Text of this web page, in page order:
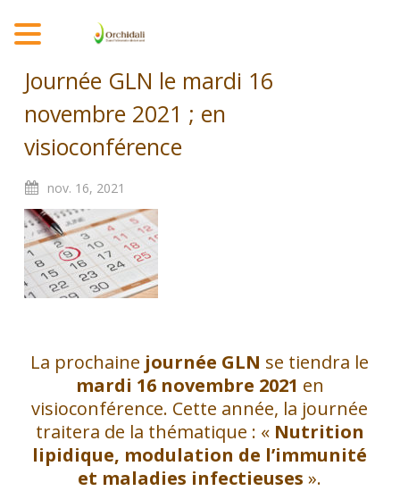
Journée GLN le mardi 16
novembre 2021 ; en
visioconférence
nov. 16, 2021
La prochaine journée GLN se tiendra le
mardi 16 novembre 2021 en
visioconférence. Cette année, la journée
traitera de la thématique : « Nutrition
lipidique, modulation de l’immunité
et maladies infectieuses ».